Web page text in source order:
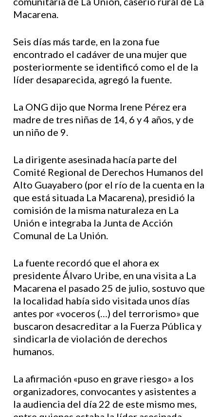
Macarena.
Seis días más tarde, en la zona fue
encontrado el cadáver de una mujer que
posteriormente se identificó como el de la
líder desaparecida, agregó la fuente.
La ONG dijo que Norma Irene Pérez era
madre de tres niñas de 14, 6 y 4 años, y de
un niño de 9.
La dirigente asesinada hacía parte del
Comité Regional de Derechos Humanos del
Alto Guayabero (por el río de la cuenta en la
que está situada La Macarena), presidió la
comisión de la misma naturaleza en La
Unión e integraba la Junta de Acción
Comunal de La Unión.
La fuente recordó que el ahora ex
presidente Álvaro Uribe, en una visita a La
Macarena el pasado 25 de julio, sostuvo que
la localidad había sido visitada unos días
antes por «voceros (…) del terrorismo» que
buscaron desacreditar a la Fuerza Pública y
sindicarla de violación de derechos
humanos.
La afirmación «puso en grave riesgo» a los
organizadores, convocantes y asistentes a
la audiencia del día 22 de este mismo mes,